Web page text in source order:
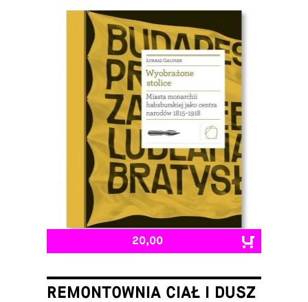
Łukasz Galusek
20,00
REMONTOWNIA CIAŁ I DUSZ